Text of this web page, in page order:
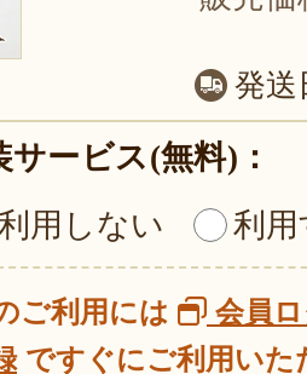
発送
ービス(無料)：
用しない
利
ご利用には
会員
ですぐにご利用いた